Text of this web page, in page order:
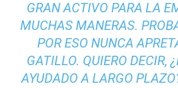
GRAN ACTIVO PARA LA
MUCHAS MANERAS.
POR ESO NUNCA
GATILLO. QUIERO DECIR,
AYUDADO A LARGO